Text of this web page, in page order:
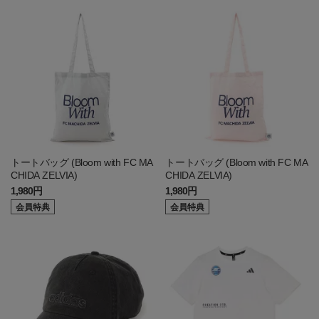
トートバッグ (Bloom with FC MA
CHIDA ZELVIA)
1,980円
会員特典
トートバッグ (Bloom with FC MA
CHIDA ZELVIA)
1,980円
会員特典